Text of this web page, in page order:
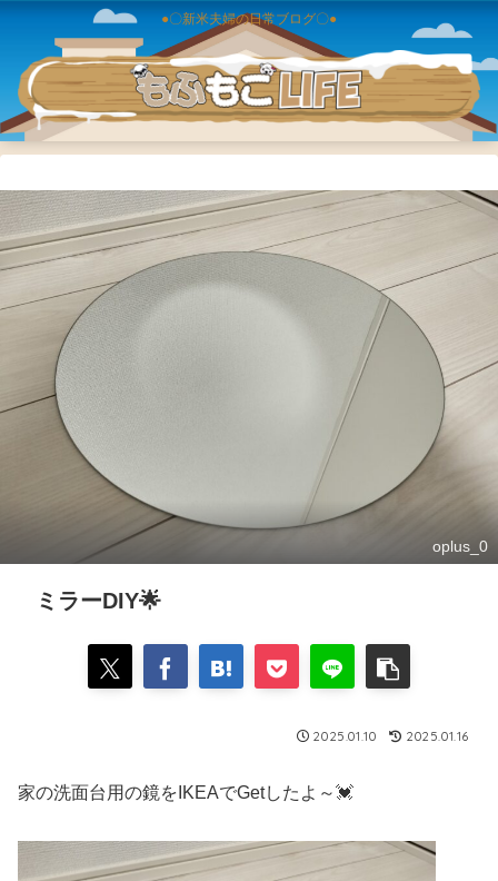
●〇新米夫婦の日常ブログ〇●
ミラーDIY🌟
oplus_0
2025.01.10 2025.01.16
家の洗面台用の鏡をIKEAでGetしたよ～💓